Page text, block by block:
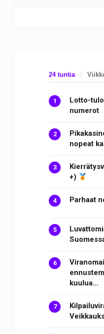
24 tuntia
Lotto-
numerot
nopeat
+)
Parhaat
kuulua…